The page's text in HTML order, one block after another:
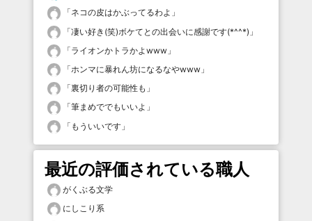
「ネコの皮はかぶってるわよ 」
「凄い好き(笑)ボケてとの出会いに感謝です(*^^*) 」
「ライオンかトラかよwww 」
「ホンマに暴れん坊になるなやwww 」
「裏切り者の可能性も 」
「筆まめででもいいよ 」
「 もういいです 」
最近の評価されている職人
がくぶる文学
にしこり系